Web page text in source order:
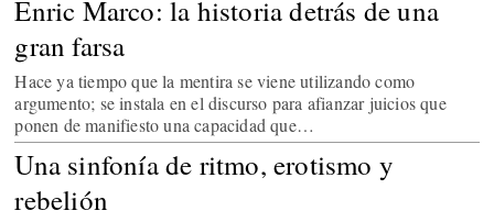
Enric Marco: la historia detrás de una
gran farsa
Hace ya tiempo que la mentira se viene utilizando como
argumento; se instala en el discurso para afianzar juicios que
ponen de manifiesto una capacidad que…
Una sinfonía de ritmo, erotismo y
rebelión